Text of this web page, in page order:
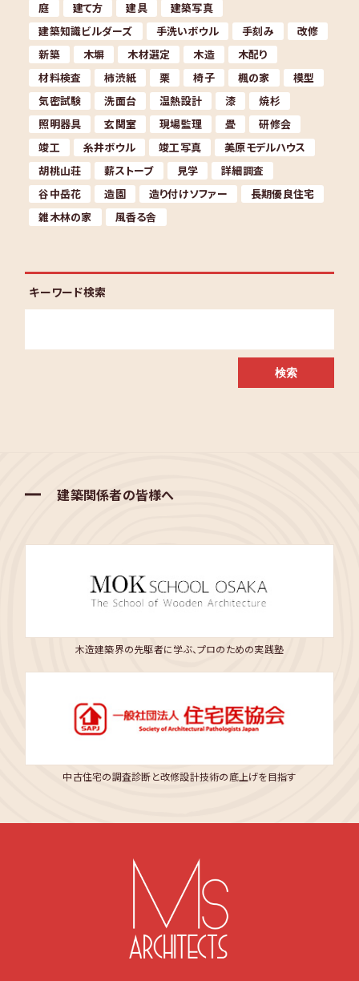
庭
建て方 建具
建築写真
建築知識ビルダーズ
手洗いボウル 手刻み
改修
新築
木塀 木材選定 木造
木配り
材料検査
柿渋紙 栗 椅子 楓の家
模型
気密試験
洗面台 温熱設計 漆
焼杉
照明器具
玄関室 現場監理 畳
研修会
竣工
糸井ボウル 竣工写真
美原モデルハウス
胡桃山荘
薪ストーブ 見学
詳細調査
谷中岳花
造園 造り付けソファー
長期優良住宅
雑木林の家
風香る舎
キーワード検索
建築関係者の皆様へ
木造建築界の先駆者に学ぶ、プロのための実践塾
中古住宅の調査診断と改修設計技術の底上げを目指す